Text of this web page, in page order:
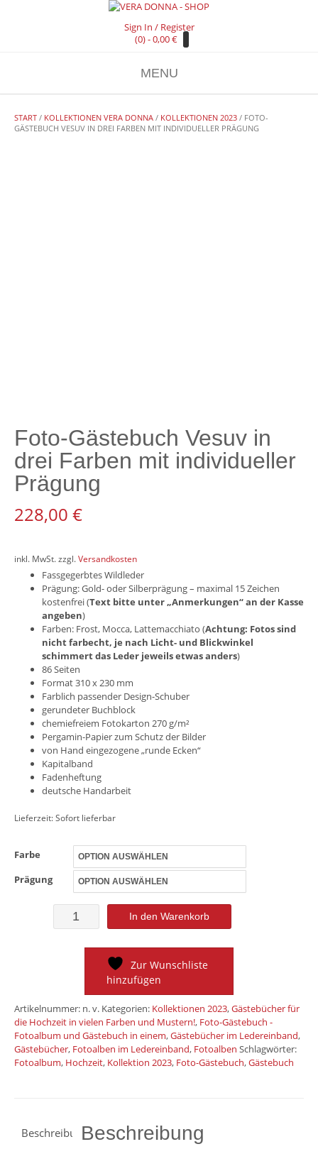
Sign In / Register
(0) -0,00€
MENU
START / KOLLEKTIONEN VERA DONNA / KOLLEKTIONEN 2023 / FOTO-
GÄSTEBUCH VESUV IN DREI FARBEN MIT INDIVIDUELLER PRÄGUNG
Foto-Gästebuch Vesuv in
drei Farben mit individueller
Prägung
228,00 €
inkl. MwSt. zzgl. Versandkosten
Fassgegerbtes Wildleder
Prägung: Gold- oder Silberprägung – maximal 15 Zeichen
kostenfrei (Text bitte unter „Anmerkungen“ an der Kasse
angeben)
Farben: Frost, Mocca, Lattemacchiato (Achtung: Fotos sind
nicht farbecht, je nach Licht- und Blickwinkel
schimmert das Leder jeweils etwas anders)
86 Seiten
Format 310 x 230 mm
Farblich passender Design-Schuber
gerundeter Buchblock
chemiefreiem Fotokarton 270 g/m²
Pergamin-Papier zum Schutz der Bilder
von Hand eingezogene „runde Ecken“
Kapitalband
Fadenheftung
deutsche Handarbeit
Lieferzeit:Sofort lieferbar
Farbe
Prägung
Foto-
Gästebuch
Vesuv
Farben
mit
individueller
Prägung
In den Warenkorb
Zur Wunschliste
hinzufügen
Artikelnummer: n. v. Kategorien: Kollektionen 2023,Gästebücher für
die Hochzeit in vielen Farben und Mustern!, Foto-Gästebuch -
Fotoalbum und Gästebuch in einem,Gästebücher im Ledereinband,
Gästebücher, Fotoalben im Ledereinband, Fotoalben Schlagwörter:
Fotoalbum, Hochzeit, Kollektion 2023, Foto-Gästebuch,Gästebuch
BeschreibungBeschreibung